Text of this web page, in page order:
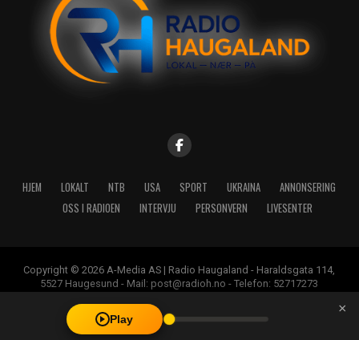
HJEM LOKALT NTB USA SPORT UKRAINA
ANNONSERING
OSS I RADIOEN
INTERVJU PERSONVERN LIVESENTER
Copyright © 2026 A-Media AS | Radio Haugaland - Haraldsgata 114,
5527 Haugesund - Mail: post@radioh.no - Telefon: 52717273
Play
×